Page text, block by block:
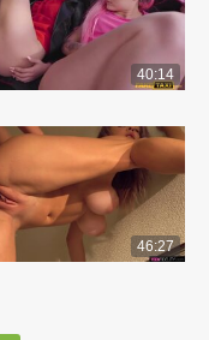
40:14
46:27